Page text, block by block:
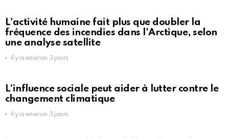
L'activité humaine fait plus que doubler la
fréquence des incendies dans l'Arctique, selon
une analyse satellite
il y a environ 3 jours
L’influence sociale peut aider à lutter contre le
changement climatique
il y a environ 3 jours